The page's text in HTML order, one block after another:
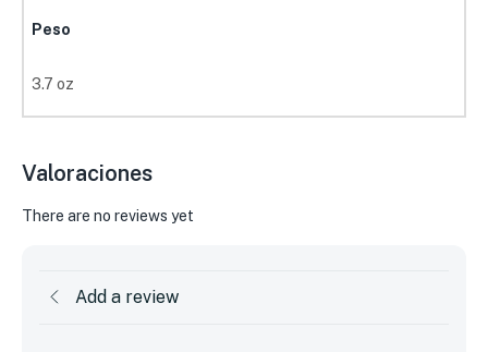
Peso
3.7 oz
Valoraciones
There are no reviews yet
Add a review